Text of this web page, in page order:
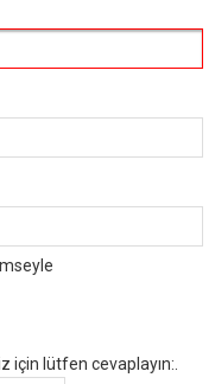
için lütfen cevaplayın:.